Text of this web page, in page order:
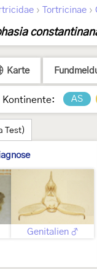
› Tortricinae ›
Karte
Kontinente: AS
Test)
Genitalien ♂